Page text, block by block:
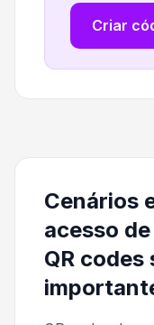
Criar
Cenários
acesso
QR codes